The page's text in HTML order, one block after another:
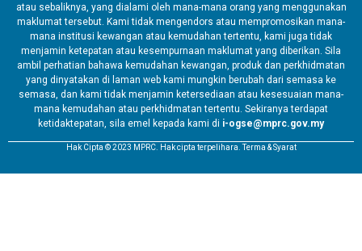
atau sebaliknya, yang dialami oleh mana-mana orang yang menggunakan
maklumat tersebut. Kami tidak mengendors atau mempromosikan mana-
mana institusi kewangan atau kemudahan tertentu, kami juga tidak
menjamin ketepatan atau kesempurnaan maklumat yang diberikan. Sila
ambil perhatian bahawa kemudahan kewangan, produk dan perkhidmatan
yang dinyatakan di laman web kami mungkin berubah dari semasa ke
semasa, dan kami tidak menjamin ketersediaan atau kesesuaian mana-
mana kemudahan atau perkhidmatan tertentu. Sekiranya terdapat
ketidaktepatan, sila emel kepada kami di i-ogse@mprc.gov.my
Hak Cipta © 2023 MPRC. Hak cipta terpelihara. Terma & Syarat